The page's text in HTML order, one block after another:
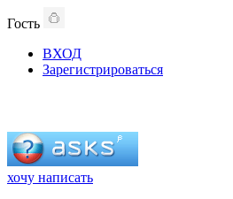
Гость
ВХОД
Зарегистрироваться
хочу написать